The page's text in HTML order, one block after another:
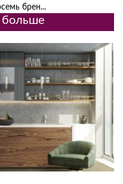
брен...
больше